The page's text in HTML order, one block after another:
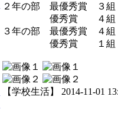
２年の部 最優秀賞 ３組
優秀賞 ４組 「名
３年の部 最優秀賞 ４組
優秀賞 １組 「そ
【学校生活】 2014-11-01